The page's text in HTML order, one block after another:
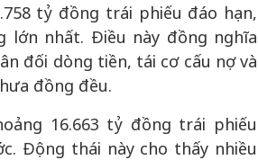
tỷ đồng trái phiếu đáo hạn,
nhất. Điều này đồng nghĩa
đối dòng tiền, tái cơ cấu nợ và
đồng đều.
16.663 tỷ đồng trái phiếu
Động thái này cho thấy nhiều